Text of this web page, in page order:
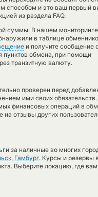
способом и это ваш первый
из раздела FAQ.
суммы. В нашем мониторинге
в таблице
и получите сообщение
пунктов обмена, при помощи
транзитную валюту.
проверен перед
ими своих обязательств.
финансовых операций в
отзывы других
за наличные во многих
, Гамбург. Курсы и резервы в
Выберите локацию, где